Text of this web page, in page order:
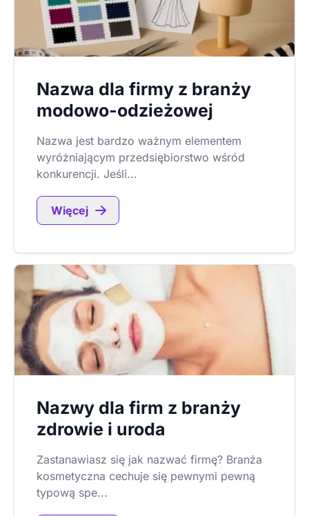
Nazwa dla firmy z branży
modowo-odzieżowej
Nazwa jest bardzo ważnym elementem
wyróżniającym przedsiębiorstwo wśród
konkurencji. Jeśli...
Więcej
Nazwy dla firm z branży
zdrowie i uroda
Zastanawiasz się jak nazwać firmę? Branża
kosmetyczna cechuje się pewnymi pewną
typową spe...